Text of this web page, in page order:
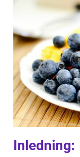
Inledning: